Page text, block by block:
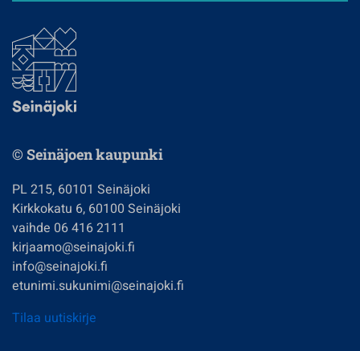
© Seinäjoen kaupunki
PL 215, 60101 Seinäjoki
Kirkkokatu 6, 60100 Seinäjoki
vaihde 06 416 2111
kirjaamo@seinajoki.fi
info@seinajoki.fi
etunimi.sukunimi@seinajoki.fi
Tilaa uutiskirje